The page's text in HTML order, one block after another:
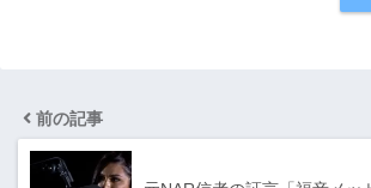
前の記事